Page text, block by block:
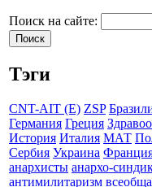
Поиск на сайте:
Тэги
CNT-AIT (E) ZSP
Германия Греция
История Италия МАТ
Сербия Украина
анархисты анархо-
антимилитаризм